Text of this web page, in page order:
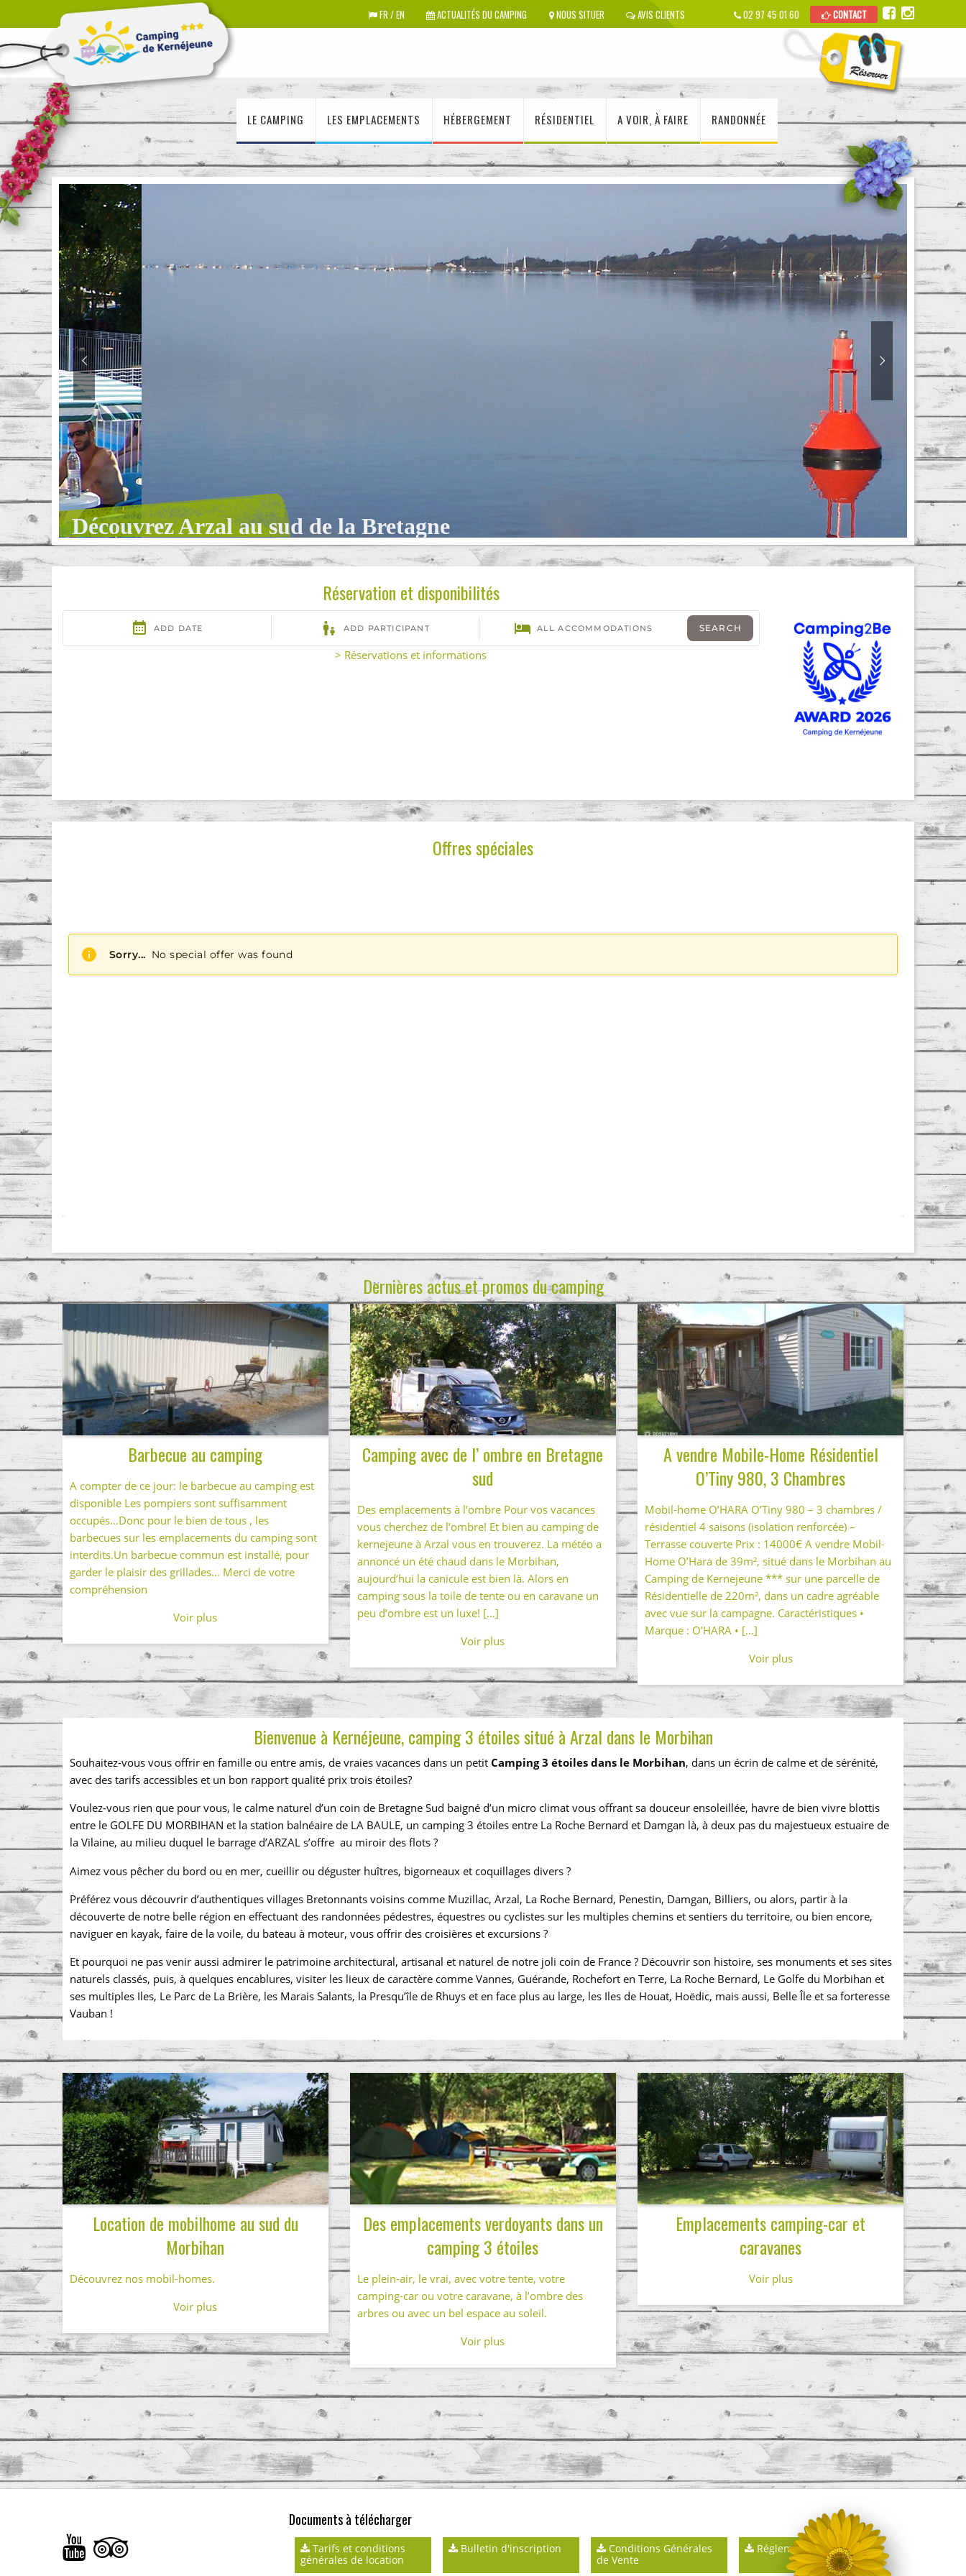
02 97 45 01 60 CONTACT
FR / EN ACTUALITÉS DU CAMPING NOUS SITUER AVIS CLIENTS
LE CAMPING LES EMPLACEMENTS HÉBERGEMENT RÉSIDENTIEL A VOIR, À FAIRE RANDONNÉE
Découvrez Arzal au sud de la Bretagne
Réservation et disponibilités
> Réservations et informations
Offres spéciales
Dernières actus et promos du camping
Barbecue au camping
A compter de ce jour: le barbecue au camping est
disponible Les pompiers sont suffisamment
occupés…Donc pour le bien de tous , les
barbecues sur les emplacements du camping sont
interdits.Un barbecue commun est installé, pour
garder le plaisir des grillades… Merci de votre
compréhension
Voir plus
Camping avec de l’ ombre en Bretagne
sud
Des emplacements à l’ombre Pour vos vacances
vous cherchez de l’ombre! Et bien au camping de
kernejeune à Arzal vous en trouverez. La météo a
annoncé un été chaud dans le Morbihan,
aujourd’hui la canicule est bien là. Alors en
camping sous la toile de tente ou en caravane un
peu d’ombre est un luxe! […]
Voir plus
A vendre Mobile-Home Résidentiel
O’Tiny 980, 3 Chambres
Mobil-home O’HARA O’Tiny 980 – 3 chambres /
résidentiel 4 saisons (isolation renforcée) –
Terrasse couverte Prix : 14000€ A vendre Mobil-
Home O’Hara de 39m², situé dans le Morbihan au
Camping de Kernejeune *** sur une parcelle de
Résidentielle de 220m², dans un cadre agréable
avec vue sur la campagne. Caractéristiques •
Marque : O’HARA • […]
Voir plus
Bienvenue à Kernéjeune, camping 3 étoiles situé à Arzal dans le Morbihan
Souhaitez-vous vous offrir en famille ou entre amis, de vraies vacances dans un petit Camping 3 étoiles dans le Morbihan, dans un écrin de calme et de sérénité,
avec des tarifs accessibles et un bon rapport qualité prix trois étoiles?
Voulez-vous rien que pour vous, le calme naturel d’un coin de Bretagne Sud baigné d’un micro climat vous offrant sa douceur ensoleillée, havre de bien vivre blottis
entre le GOLFE DU MORBIHAN et la station balnéaire de LA BAULE, un camping 3 étoiles entre La Roche Bernard et Damgan là, à deux pas du majestueux estuaire de
la Vilaine, au milieu duquel le barrage d’ARZAL s’offre au miroir des flots ?
Aimez vous pêcher du bord ou en mer, cueillir ou déguster huîtres, bigorneaux et coquillages divers ?
Préférez vous découvrir d’authentiques villages Bretonnants voisins comme Muzillac, Arzal, La Roche Bernard, Penestin, Damgan, Billiers, ou alors, partir à la
découverte de notre belle région en effectuant des randonnées pédestres, équestres ou cyclistes sur les multiples chemins et sentiers du territoire, ou bien encore,
naviguer en kayak, faire de la voile, du bateau à moteur, vous offrir des croisières et excursions ?
Et pourquoi ne pas venir aussi admirer le patrimoine architectural, artisanal et naturel de notre joli coin de France ? Découvrir son histoire, ses monuments et ses sites
naturels classés, puis, à quelques encablures, visiter les lieux de caractère comme Vannes, Guérande, Rochefort en Terre, La Roche Bernard, Le Golfe du Morbihan et
ses multiples Iles, Le Parc de La Brière, les Marais Salants, la Presqu’île de Rhuys et en face plus au large, les Iles de Houat, Hoëdic, mais aussi, Belle Île et sa forteresse
Vauban !
Location de mobilhome au sud du
Morbihan
Découvrez nos mobil-homes.
Voir plus
Des emplacements verdoyants dans un
camping 3 étoiles
Le plein-air, le vrai, avec votre tente, votre
camping-car ou votre caravane, à l’ombre des
arbres ou avec un bel espace au soleil.
Voir plus
Emplacements camping-car et
caravanes
Voir plus
Documents à télécharger
Tarifs et conditions
générales de location
Bulletin d'inscription
Conditions Générales
de Vente
Réglements intérieurs